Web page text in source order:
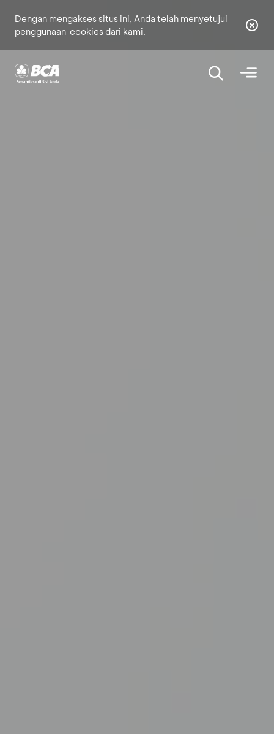
Dengan mengakses situs ini, Anda telah menyetujui
penggunaan cookies dari kami.